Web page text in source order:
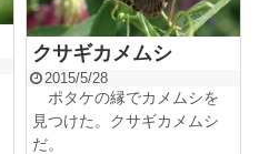
クサギカメムシ
2015/5/28
ポタケの縁でカメムシを
見つけた。クサギカメムシ
だ。